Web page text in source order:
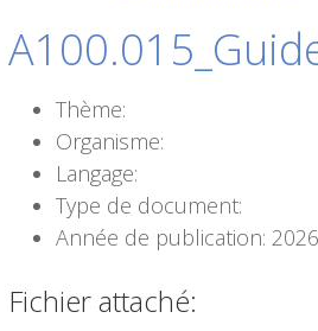
Thème:
Organisme:
Langage:
Type de document:
Année de publication: 2026
Fichier attaché: